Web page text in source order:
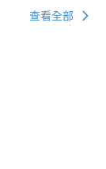
查看全部